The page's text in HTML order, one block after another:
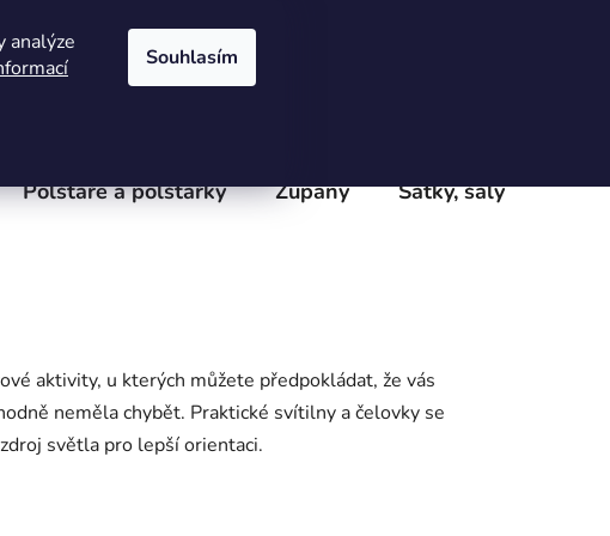
analýze
Souhlasím
KOŠÍK
Polštáře a polštářky Župany Šátky, šály
aktivity, u kterých můžete předpokládat, že vás
neměla chybět. Praktické svítilny a čelovky se
světla pro lepší orientaci.